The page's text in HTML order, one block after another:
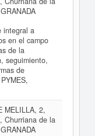
integral a
en el campo
de la
seguimiento,
de
MELILLA, 2,
Churriana de la